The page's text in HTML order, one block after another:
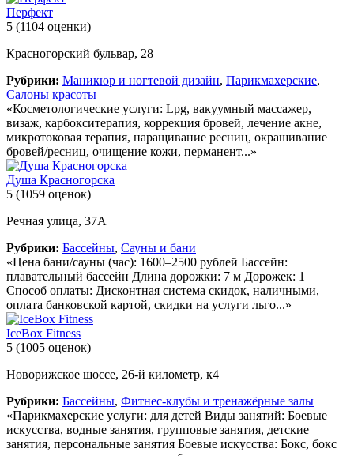
Перфект
5 (1104 оценки)
Красногорский бульвар, 28
Рубрики: Маникюр и ногтевой дизайн, Парикмахерские,
Салоны красоты
«Косметологические услуги: Lpg, вакуумный массажер,
визаж, карбокситерапия, коррекция бровей, лечение акне,
микротоковая терапия, наращивание ресниц, окрашивание
бровей/ресниц, очищение кожи, перманент...»
Душа Красногорска
5 (1059 оценок)
Речная улица, 37А
Рубрики: Бассейны, Сауны и бани
«Цена бани/сауны (час): 1600–2500 рублей Бассейн:
плавательный бассейн Длина дорожки: 7 м Дорожек: 1
Способ оплаты: Дисконтная система скидок, наличными,
оплата банковской картой, скидки на услуги льго...»
IceBox Fitness
5 (1005 оценок)
Новорижское шоссе, 26-й километр, к4
Рубрики: Бассейны, Фитнес-клубы и тренажёрные залы
«Парикмахерские услуги: для детей Виды занятий: Боевые
искусства, водные занятия, групповые занятия, детские
занятия, персональные занятия Боевые искусства: Бокс, бокс